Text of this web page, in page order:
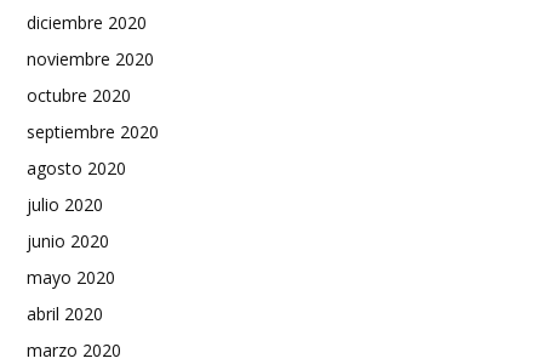
diciembre 2020
noviembre 2020
octubre 2020
septiembre 2020
agosto 2020
julio 2020
junio 2020
mayo 2020
abril 2020
marzo 2020